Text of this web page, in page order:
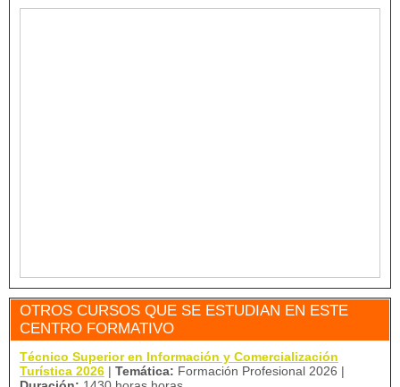
OTROS CURSOS QUE SE ESTUDIAN EN ESTE
CENTRO FORMATIVO
Técnico Superior en Información y Comercialización
Turística 2026 | Temática: Formación Profesional 2026 |